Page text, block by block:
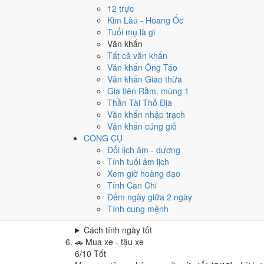
12 trực
Kim Lâu - Hoang Ốc
Tuổi mụ là gì
Văn khấn
Tất cả văn khấn
Văn khấn Ông Táo
Văn khấn Giao thừa
Gia tiên Rằm, mùng 1
Thần Tài Thổ Địa
Văn khấn nhập trạch
Văn khấn cúng giỗ
CÔNG CỤ
Đổi lịch âm - dương
Tính tuổi âm lịch
Xem giờ hoàng đạo
Tính Can Chi
Đếm ngày giữa 2 ngày
Tính cung mệnh
Cách tính ngày tốt
Khai trương - mở cửa hàng
Tốt
Khai trương - mở cửa hàng hôm nay ở
Cách tính ngày tốt
Ký hợp đồng - giao ước
Trung bình
Ký hợp đồng - giao ước hôm nay ở
Cách tính ngày tốt
🏗️ Động thổ - khởi công
Tốt
Động thổ - khởi công hôm nay ở
Cách tính ngày tốt
Nhập trạch - vào nhà mới
Tốt
Nhập trạch - vào nhà mới hôm nay ở
Cách tính ngày tốt
🚗 Mua xe - tậu xe
6/10 Tốt